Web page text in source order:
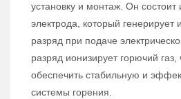
установку и монтаж. Он состоит
электрода, который генерирует
разряд при подаче
разряд ионизирует горючий газ,
обеспечить стабильную и
системы горения.